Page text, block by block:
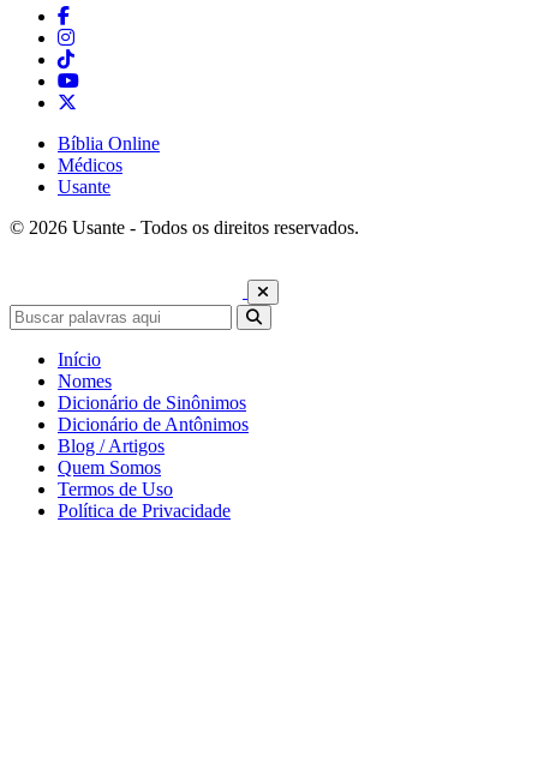
Bíblia Online
Médicos
Usante
© 2026 Usante - Todos os direitos reservados.
Início
Nomes
Dicionário de Sinônimos
Dicionário de Antônimos
Blog / Artigos
Quem Somos
Termos de Uso
Política de Privacidade